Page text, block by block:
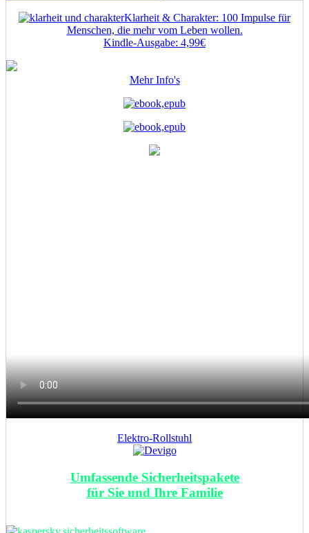
Mutigmacher
–
Ein
Whistleblower
Polizei
Verwaltung
Klarheit & Charakter: 100 Impulse für
Menschen, die mehr vom Leben wollen.
Kindle-Ausgabe: 4,99€
Mehr Info's
Elektro-Rollstuhl
Umfassende Sicherheitspakete
für Sie und Ihre Familie